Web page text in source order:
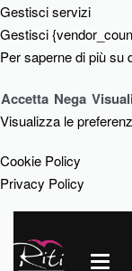
Gestisci servizi
Gestisci
Per saperne di più su
Accetta Nega
Visualizza le
Cookie Policy
Privacy Policy